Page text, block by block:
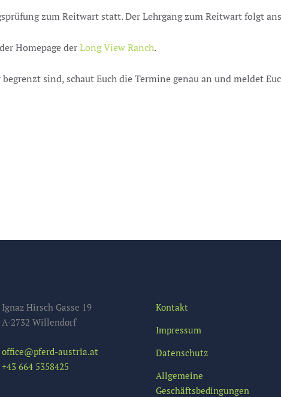
zum Reitwart statt. Der Lehrgang zum Reitwart folgt
Homepage derLong View Ranch.
sind, schaut Euch die Termine genau an und meldet
Ignaz Hirsch Gasse 19
A-2732 Willendorf
office@pferd-austria.at
+43 664 5358425
Kontakt
Impressum
Datenschutz
Allgemeine
Geschäftsbedingungen